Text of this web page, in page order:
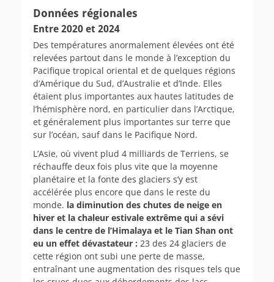
Données régionales
Entre 2020 et 2024
Des températures anormalement élevées ont été
relevées partout dans le monde à l’exception du
Pacifique tropical oriental et de quelques régions
d’Amérique du Sud, d’Australie et d’Inde. Elles
étaient plus importantes aux hautes latitudes de
l’hémisphère nord, en particulier dans l’Arctique,
et généralement plus importantes sur terre que
sur l’océan, sauf dans le Pacifique Nord.
L’Asie, où vivent plud 4 milliards de Terriens, se
réchauffe deux fois plus vite que la moyenne
planétaire et la fonte des glaciers s’y est
accélérée plus encore que dans le reste du
monde. la diminution des chutes de neige en
hiver et la chaleur estivale extrême qui a sévi
dans le centre de l’Himalaya et le Tian Shan ont
eu un effet dévastateur : 23 des 24 glaciers de
cette région ont subi une perte de masse,
entraînant une augmentation des risques tels que